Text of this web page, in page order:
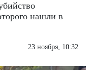
нашли в
23 ноября, 10:32